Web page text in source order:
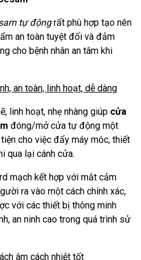
tự độngrất phù hợp tạo nên
an toàn tuyệt đối và đảm
cho bệnh nhân an tâm khi
an toàn, linh hoạt, dễ dàng
linh hoạt, nhẹ nhàng giúp cửa
đóng/mở cửa tự động một
cho việc đẩy máy móc, thiết
qua lại cánh cửa.
mạch kết hợp với mắt cảm
ra vào một cách chính xác,
với các thiết bị thông minh
an ninh cao trong quá trình sử
âm cách nhiệt tốt